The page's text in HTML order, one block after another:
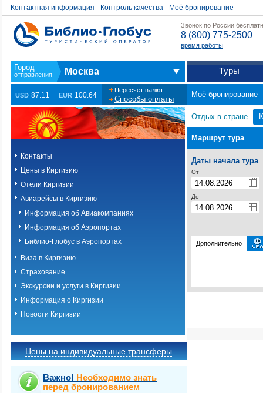
Контактная информация Контроль качества Моё бронирование
Звонок по России
8 (800) 775-2500
время работы
Москва Туры
USD 87.11 EUR 100.64
Пересчет валют
Способы оплаты
Моё бронирование
Контакты
Цены в Киргизию
Отели Киргизии
Авиарейсы в Киргизию
Информация об Авиакомпаниях
Информация об Аэропортах
Библио-Глобус в Аэропортах
Виза в Киргизию
Страхование
Экскурсии и услуги в Киргизии
Информация о Киргизии
Новости Киргизии
Цены на индивидуальные трансферы
Важно! Необходимо знать
перед бронированием
Отдых в стране
Маршрут тура
Даты начала тура
От
До
Дополнительно